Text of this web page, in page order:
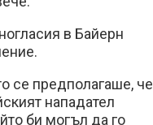
в Байерн
се предполагаше, че
нападател
би могъл да го